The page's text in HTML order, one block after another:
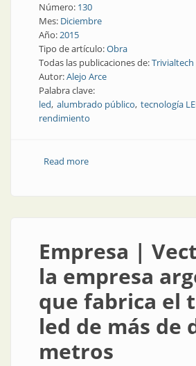
Número: 130
Mes: Diciembre
Año:2015
Tipo de artículo:Obra
Todas las publicaciones de:Trivialtech
Autor:Alejo Arce
Palabra clave:
led alumbrado público tecnología
rendimiento
Read moreabout Obra | Renovación
Empresa |
la empresa
que fabrica el
led de más de
metros